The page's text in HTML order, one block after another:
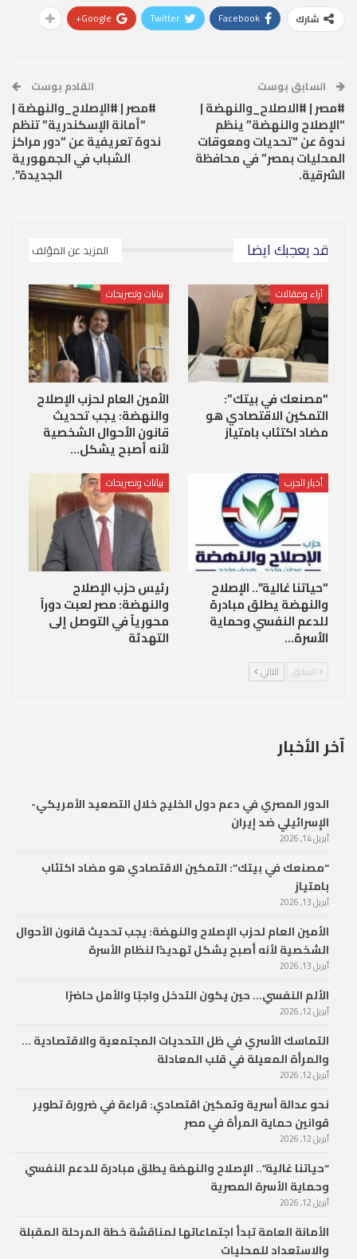
شارك Facebook
Twitter
Google+
السابق بوست
#مصر | #الاصلاح_والنهضة |
“الإصلاح والنهضة” ينظم
ندوة عن “تحديات ومعوقات
المحليات بمصر” في محافظة
الشرقية.
القادم بوست
#مصر | #الإصلاح_والنهضة |
“أمانة الإسكندرية” تنظم
ندوة تعريفية عن “دور مراكز
الشباب في الجمهورية
الجديدة”.
قد يعجبك ايضا المزيد عن المؤلف
آراء ومقالات
“مصنعك في بيتك”:
التمكين الاقتصادي هو
مضاد اكتئاب بامتياز
بيانات وتصريحات
الأمين العام لحزب الإصلاح
والنهضة: يجب تحديث
قانون الأحوال الشخصية
لأنه أصبح يشكل…
أخبار الحزب
“حياتنا غالية”.. الإصلاح
والنهضة يطلق مبادرة
للدعم النفسي وحماية
الأسرة…
بيانات وتصريحات
رئيس حزب الإصلاح
والنهضة: مصر لعبت دوراً
محورياً في التوصل إلى
التهدئة
السابق التالي
آخر الأخبار
الدور المصري في دعم دول الخليج خلال التصعيد الأمريكي-
الإسرائيلي ضد إيران
أبريل 14, 2026
“مصنعك في بيتك”: التمكين الاقتصادي هو مضاد اكتئاب
بامتياز
أبريل 13, 2026
الأمين العام لحزب الإصلاح والنهضة: يجب تحديث قانون الأحوال
الشخصية لأنه أصبح يشكل تهديدًا لنظام الأسرة
أبريل 13, 2026
الألم النفسي… حين يكون التدخل واجبًا والأمل حاضرًا
أبريل 12, 2026
التماسك الأسري في ظل التحديات المجتمعية والاقتصادية …
والمرأة المعيلة في قلب المعادلة
أبريل 12, 2026
نحو عدالة أسرية وتمكين اقتصادي: قراءة في ضرورة تطوير
قوانين حماية المرأة في مصر
أبريل 12, 2026
“حياتنا غالية”.. الإصلاح والنهضة يطلق مبادرة للدعم النفسي
وحماية الأسرة المصرية
أبريل 12, 2026
الأمانة العامة تبدأ اجتماعاتها لمناقشة خطة المرحلة المقبلة
والاستعداد للمحليات